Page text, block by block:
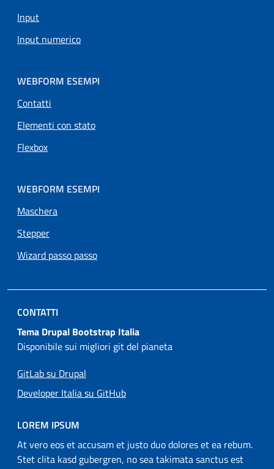
Input
Input numerico
WEBFORM ESEMPI
Contatti
Elementi con stato
Flexbox
WEBFORM ESEMPI
Maschera
Stepper
Wizard passo passo
CONTATTI
Tema Drupal Bootstrap Italia
Disponibile sui migliori git del pianeta
GitLab su Drupal
Developer Italia su GitHub
LOREM IPSUM
At vero eos et accusam et justo duo dolores et ea rebum.
Stet clita kasd gubergren, no sea takimata sanctus est